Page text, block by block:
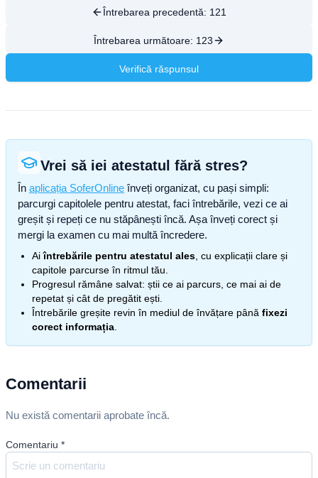
Întrebarea precedentă: 121
Întrebarea următoare: 123
Verifică răspunsul
Vrei să iei atestatul fără stres?
În aplicația SoferOnline înveți organizat, cu pași simpli:
parcurgi capitolele pentru atestat, faci întrebările, vezi ce ai
greșit și repeți ce nu stăpânești încă. Așa înveți corect și
mergi la examen cu mai multă încredere.
Aiîntrebările pentru atestatul ales , cu explicații clare și
capitole parcurse în ritmul tău.
Progresul rămâne salvat: știi ce ai parcurs, ce mai ai de
repetat și cât de pregătit ești.
Întrebările greșite revin în mediul de învățare până fixezi
corect informația
Comentarii
Nu există comentarii aprobate încă.
Comentariu *